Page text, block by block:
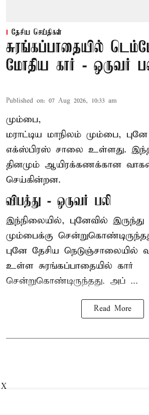
தேசிய செய்திகள்
சுரங்கப்பாதையில்
மோதிய கார் - ஒருவர்
Published on: 07 Aug 2026, 10:33 am
மும்பை,
மராட்டிய மாநிலம் மும்பை,
எக்ஸ்பிரஸ் சாலை உள்ளது.
தினமும் ஆயிரக்கணக்கான
செய்கின்றன.
விபத்து - ஒருவர் பலி
இந்நிலையில், புனேவில்
மும்பைக்கு
புனே தேசிய நெடுஞ்சாலையில்
உள்ள சுரங்கப்பாதையில் கார்
சென்றுகொண்டிருந்தது. அப் ...
Read More
X